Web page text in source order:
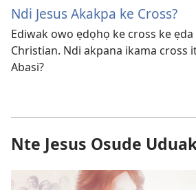
Ndi Jesus Akakpa ke Cross?
Ediwak owo ẹdọhọ ke cross ke
Christian. Ndi akpana ikama cross
Abasi?
Nte Jesus Osude